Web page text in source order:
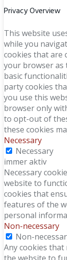
Privacy Overview
This website
while you
cookies that are
your browser as
basic
party cookies
you use this
browser only
to opt-out of
these cookies
Necessary
Necessary
immer aktiv
Necessary
website to
cookies that
features of the
personal
Non-necessary
Non-
Any cookies